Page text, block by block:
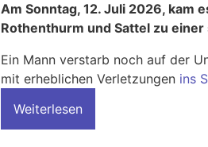
Am Sonntag, 12. Juli 2026, kam
Rothenthurm und Sattel zu
Ein Mann verstarb noch auf der
mit erheblichen Verletzungen ins
Weiterlesen